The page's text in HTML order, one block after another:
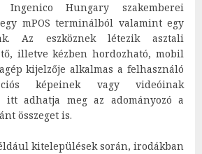
Ingenico Hungary szakemberei
mPOS terminálból valamint egy
Az eszköznek létezik asztali
illetve kézben hordozható, mobil
kijelzője alkalmas a felhasználó
képeinek vagy videóinak
itt adhatja meg az adományozó a
összeget is.
kitelepülések során, irodákban